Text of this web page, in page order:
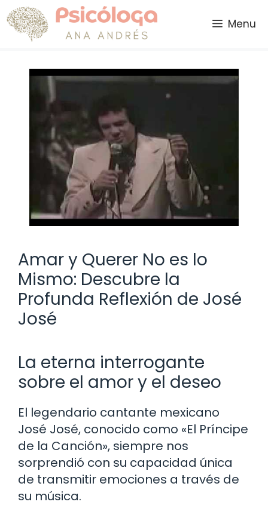
Saltar
al
contenido
Menu
Amar y Querer No es lo
Mismo: Descubre la
Profunda Reflexión de José
José
La eterna interrogante
sobre el amor y el deseo
El legendario cantante mexicano
José José, conocido como «El Príncipe
de la Canción», siempre nos
sorprendió con su capacidad única
de transmitir emociones a través de
su música.